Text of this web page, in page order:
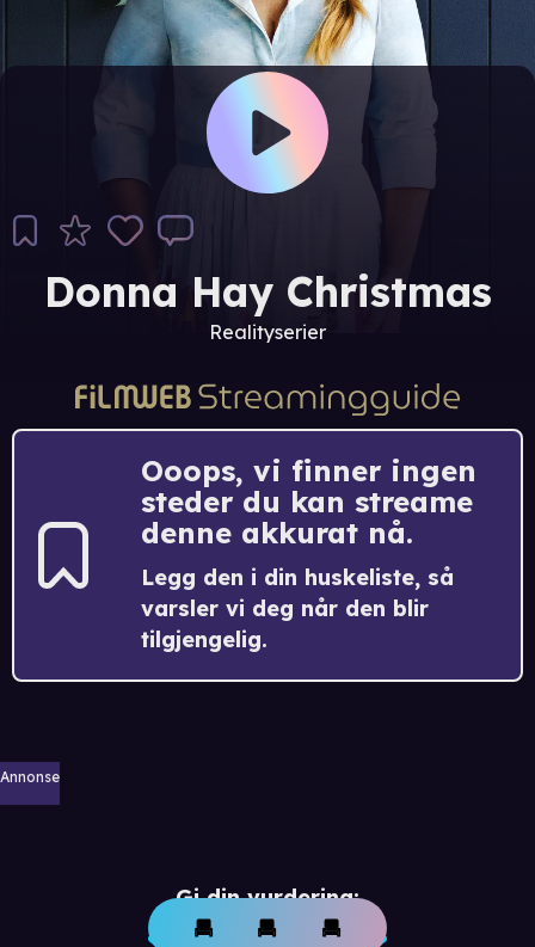
Donna Hay Christmas
Realityserier
Ooops, vi finner ingen
steder du kan streame
denne akkurat nå.
Legg den i din huskeliste, så
varsler vi deg når den blir
tilgjengelig.
Annonse
Gi din vurdering: